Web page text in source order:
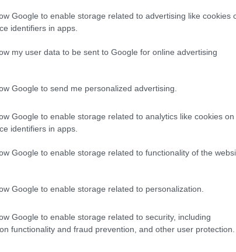
Google to enable storage related to advertising like cookies
identifiers in apps.
my user data to be sent to Google for online advertising
Google to send me personalized advertising.
Google to enable storage related to analytics like cookies on
identifiers in apps.
Google to enable storage related to functionality of the
Google to enable storage related to personalization.
Google to enable storage related to security, including
functionality and fraud prevention, and other user protection.
Lo cierto es que en Citröen, ya sea
quieren sorprender a sus rivales, parece que se
apunta que podrían sacar al mercado el
a parte de todas sus presentaciones y primicias
la imagen de la marca como el Traction
como la actual Créative Technologie, que
amplia que nunca, adaptada a las
evolución.Salón de
2009
LANZAMIENTOS